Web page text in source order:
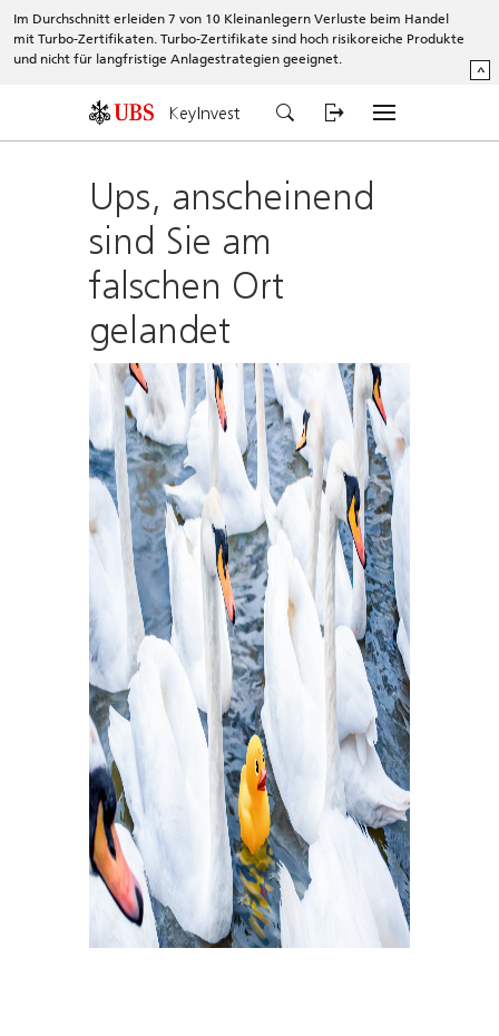
Im Durchschnitt erleiden 7 von 10 Kleinanlegern Verluste beim Handel
mit Turbo-Zertifikaten. Turbo-Zertifikate sind hoch risikoreiche Produkte
und nicht für langfristige Anlagestrategien geeignet.
^
KeyInvest
Ups, anscheinend
sind Sie am
falschen Ort
gelandet